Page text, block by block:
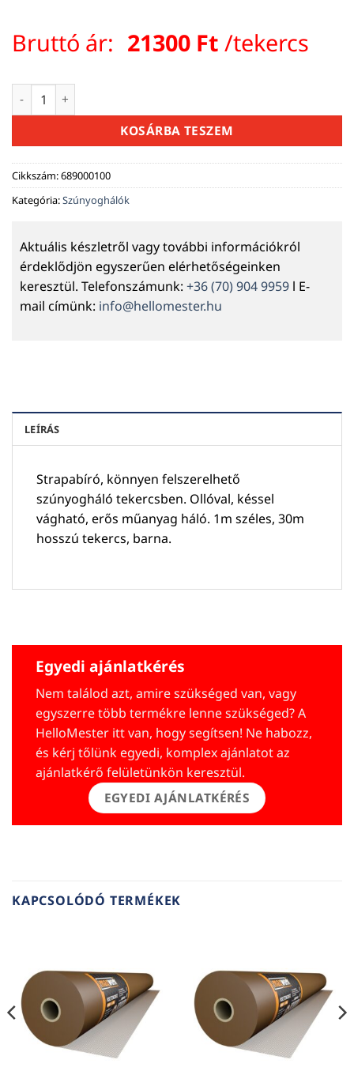
Bruttó ár: 21300 Ft /tekercs
Szúnyogháló 1x30m barna mennyiség
KOSÁRBA TESZEM
Cikkszám:689000100
Kategória:Szúnyoghálók
Aktuális készletről vagy további információkról
érdeklődjön egyszerűen elérhetőségeinken
keresztül. Telefonszámunk: +36 (70) 904 9959 l E-
mail címünk: info@hellomester.hu
LEÍRÁS
Strapabíró, könnyen felszerelhető
szúnyogháló tekercsben. Ollóval, késsel
vágható, erős műanyag háló. 1m széles, 30m
hosszú tekercs, barna.
Egyedi ajánlatkérés
Nem találod azt, amire szükséged van, vagy
egyszerre több termékre lenne szükséged? A
HelloMester itt van, hogy segítsen! Ne habozz,
és kérj tőlünk egyedi, komplex ajánlatot az
ajánlatkérő felületünkön keresztül.
EGYEDI AJÁNLATKÉRÉS
KAPCSOLÓDÓ TERMÉKEK